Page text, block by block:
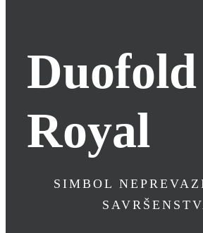
Duofold
Royal
SIMBOL